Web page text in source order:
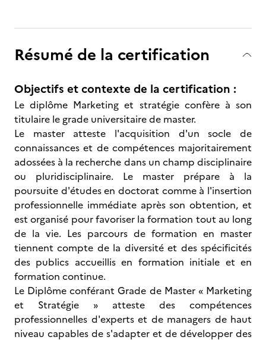
Résumé de la certification
Objectifs et contexte de la certification :
Le diplôme Marketing et stratégie confère à son
titulaire le grade universitaire de master.
Le master atteste l'acquisition d'un socle de
connaissances et de compétences majoritairement
adossées à la recherche dans un champ disciplinaire
ou pluridisciplinaire. Le master prépare à la
poursuite d'études en doctorat comme à l'insertion
professionnelle immédiate après son obtention, et
est organisé pour favoriser la formation tout au long
de la vie. Les parcours de formation en master
tiennent compte de la diversité et des spécificités
des publics accueillis en formation initiale et en
formation continue.
Le Diplôme conférant Grade de Master « Marketing
et Stratégie » atteste des compétences
professionnelles d'experts et de managers de haut
niveau capables de s'adapter et de développer des